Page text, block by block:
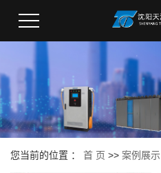
您当前的位置 ： 首 页 >> 案例展示